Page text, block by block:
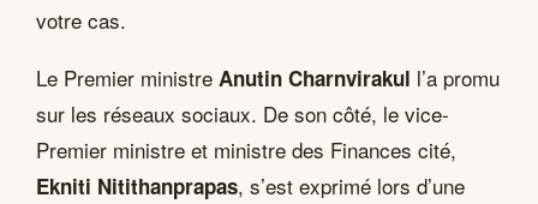
votre cas.
Le Premier ministre Anutin Charnvirakul l’a promu
sur les réseaux sociaux. De son côté, le vice-
Premier ministre et ministre des Finances cité,
Ekniti Nitithanprapas, s’est exprimé lors d’une